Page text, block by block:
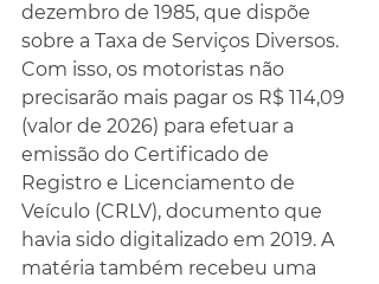
dezembro de 1985, que dispõe
sobre a Taxa de Serviços Diversos.
Com isso, os motoristas não
precisarão mais pagar os R$ 114,09
(valor de 2026) para efetuar a
emissão do Certificado de
Registro e Licenciamento de
Veículo (CRLV), documento que
havia sido digitalizado em 2019. A
matéria também recebeu uma